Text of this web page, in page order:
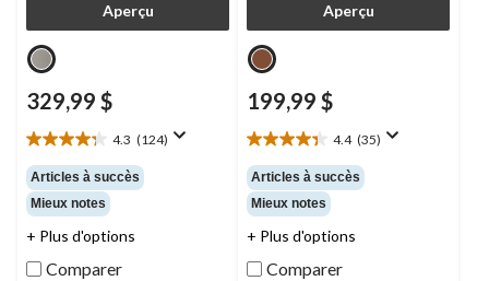
Aperçu
329,99 $
4.3 (124)
4.3
étoile(s)
sur
5.
124
Articles à succès
Mieux notes
+ Plus d'options
Comparer
Aperçu
199,99 $
4.4 (35)
4.4
étoile(s)
sur
5.
35
Articles à succès
Mieux notes
+ Plus d'options
Comparer